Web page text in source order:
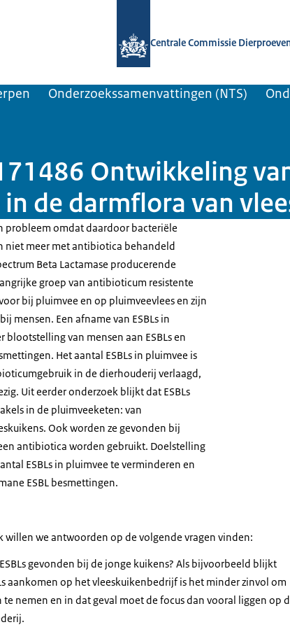
Centrale Commissie
Onderzoekssamenvattingen (NTS)
Ontwikkeling
de darmflora van
probleem omdat daardoor bacteriële
niet meer met antibiotica behandeld
Beta Lactamase producerende
groep van antibioticum resistente
bij pluimvee en op pluimveevlees en zijn
mensen. Een afname van ESBLs in
van mensen aan ESBLs en
Het aantal ESBLs in pluimvee is
in de dierhouderij verlaagd,
Uit eerder onderzoek blijkt dat ESBLs
in de pluimveeketen: van
Ook worden ze gevonden bij
antibiotica worden gebruikt. Doelstelling
ESBLs in pluimvee te verminderen en
ESBL besmettingen.
willen we antwoorden op de volgende vragen vinden:
gevonden bij de jonge kuikens? Als bijvoorbeeld blijkt
aankomen op het vleeskuikenbedrijf is het minder zinvol om
nemen en in dat geval moet de focus dan vooral liggen op